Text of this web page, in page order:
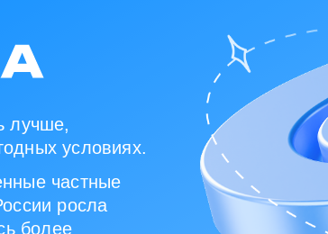
лучше,
условиях.
частные
росла
более